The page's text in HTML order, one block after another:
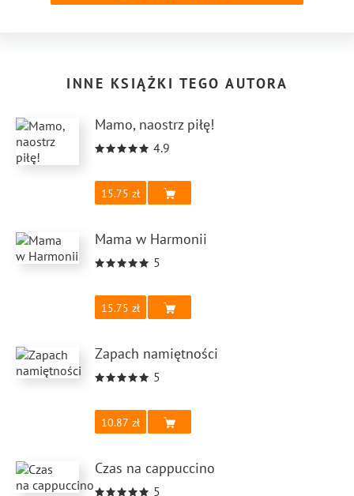
INNE KSIĄŻKI TEGO AUTORA
Mamo, naostrz piłę!
4.9
15.75
Mama w Harmonii
5
15.75
Zapach namiętności
5
10.87
Czas na cappuccino
5